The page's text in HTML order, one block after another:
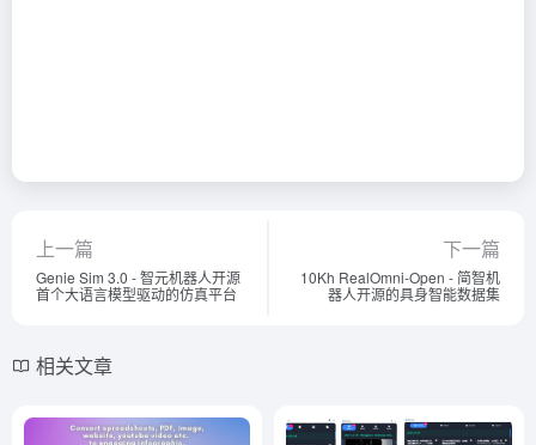
上一篇
Genie Sim 3.0 - 智元机器人开源
首个大语言模型驱动的仿真平台
下一篇
10Kh RealOmni-Open - 简智机
器人开源的具身智能数据集
相关文章